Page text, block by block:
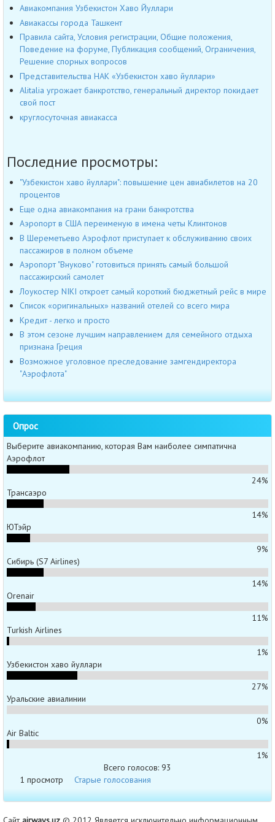
Авиакомпания Узбекистон Хаво Йуллари
Авиакассы города Ташкент
Правила сайта, Условия регистрации, Общие положения,
Поведение на форуме, Публикация сообщений, Ограничения,
Решение спорных вопросов
Представительства НАК «Узбекистон хаво йуллари»
Alitalia угрожает банкротство, генеральный директор покидает
свой пост
круглосуточная авиакасса
Последние просмотры:
"Узбекистон хаво йуллари": повышение цен авиабилетов на 20
процентов
Еще одна авиакомпания на грани банкротства
Аэропорт в США переименую в имена четы Клинтонов
В Шереметьево Аэрофлот приступает к обслуживанию своих
пассажиров в полном объеме
Аэропорт "Внуково" готовиться принять самый большой
пассажирский самолет
Лоукостер NIKI откроет самый короткий бюджетный рейс в мире
Список «оригинальных» названий отелей со всего мира
Кредит - легко и просто
В этом сезоне лучшим направлением для семейного отдыха
признана Греция
Возможное уголовное преследование замгендиректора
"Аэрофлота"
Опрос
Выберите авиакомпанию, которая Вам наиболее симпатична
Аэрофлот
24%
Трансаэро
14%
ЮТэйр
9%
Сибирь (S7 Airlines)
14%
Orenair
11%
Turkish Airlines
1%
Узбекистон хаво йуллари
27%
Уральские авиалинии
0%
Air Baltic
1%
Всего голосов: 93
1 просмотр
Старые голосования